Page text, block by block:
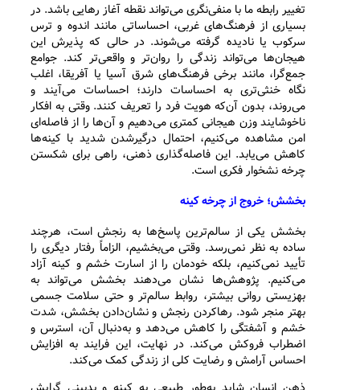
تغییر رابطه ما با منفی‌نگری می‌تواند نقطه آغاز رهایی باشد. در
بسیاری از فرهنگ‌های غربی، احساساتی مانند اندوه و ترس
سرکوب یا نادیده گرفته می‌شوند. در حالی که پذیرش این
هیجان‌ها می‌تواند زندگی را روان‌تر و واقعی‌تر کند. جوامع
جمع‌گرا، مانند برخی فرهنگ‌های شرق آسیا یا آفریقا، اغلب
نگاه خنثی‌تری به احساسات دارند؛ احساسات می‌آیند و
می‌روند، بدون آن‌که هویت فرد را تعریف کنند. وقتی به افکار
ناخوشایند وزن هیجانی کمتری می‌دهیم و آن‌ها را از فاصله‌ای
امن مشاهده می‌کنیم، احتمال درگیرشدن شدید با کینه‌ها
کاهش می‌یابد. این فاصله‌گذاری ذهنی، راهی برای شکستن
چرخه نشخوار فکری است.
بخشش؛ خروج از چرخه کینه
بخشش یکی از سالم‌ترین پاسخ‌ها به رنجش است، هرچند
ساده به نظر نمی‌رسد. وقتی می‌بخشیم، الزاماً رفتار دیگری را
تأیید نمی‌کنیم، بلکه خودمان را از اسارت خشم و کینه آزاد
می‌کنیم. پژوهش‌ها نشان می‌دهند بخشش می‌تواند به
بهزیستی روانی بیشتر، روابط سالم‌تر و حتی سلامت جسمی
بهتر منجر شود. رهاکردن رنجش و نشان‌دادن بخشش، شدت
خشم و آشفتگی را کاهش می‌دهد و به‌دنبال آن، استرس و
اضطراب فروکش می‌کند. در نهایت، این فرایند به افزایش
احساس آرامش و رضایت کلی از زندگی کمک می‌کند.